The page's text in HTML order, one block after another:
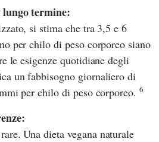
lungo termine:
si stima che tra 3,5 e 6
per chilo di peso corporeo siano
le esigenze quotidiane degli
un fabbisogno giornaliero di
per chilo di peso corporeo. 6
Una dieta vegana naturale